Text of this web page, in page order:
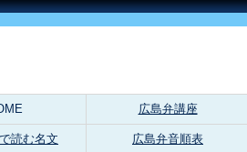
広島弁講座
読む名文 広島弁音順表